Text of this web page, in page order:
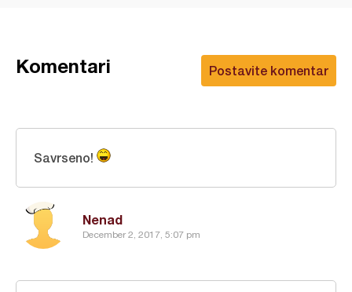
Postavite komentar
Komentari
Nenad
December 2, 2017, 5:07 pm
Savrseno!